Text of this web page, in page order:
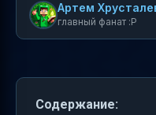
Артем
главный фанат :P
Содержание: